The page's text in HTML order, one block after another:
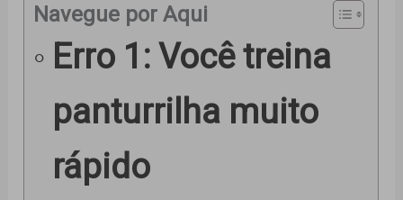
Navegue por Aqui
Erro 1: Você treina
panturrilha muito
rápido